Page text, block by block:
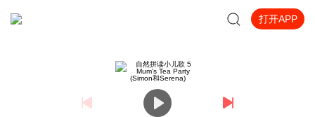
打开APP